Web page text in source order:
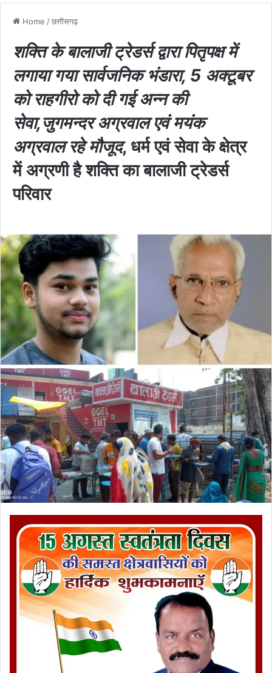
Home /छत्तीसगढ़
शक्ति के बालाजी ट्रेडर्स द्वारा पितृपक्ष में
लगाया गया सार्वजनिक भंडारा, 5 अक्टूबर
को राहगीरो को दी गई अन्न की
सेवा,जुगमन्दर अग्रवाल एवं मयंक
अग्रवाल रहे मौजूद, धर्म एवं सेवा के क्षेत्र
में अग्रणी है शक्ति का बालाजी ट्रेडर्स
परिवार